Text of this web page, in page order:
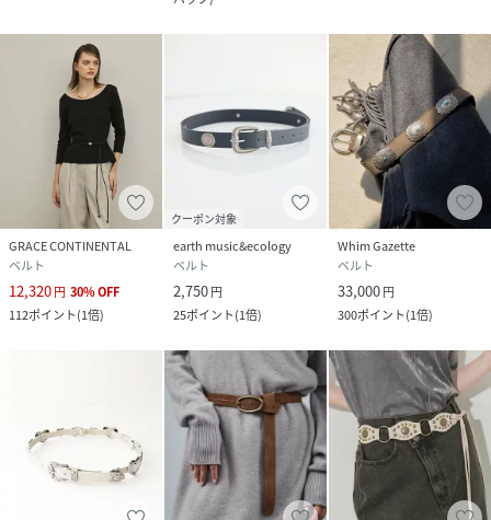
性別タイプ
原産国
素材 牛革
サイズ
品番
RZ9845_RDZ1061514A0001
RDZ1061514A0001-5-2 RZ9845)
GRACE CONTINENTAL
ベルト
12,320円 30%OFF
112ポイント(1倍)
クーポン対象
earth music&ecology
ベルト
2,750円
25ポイント(1倍)
Whim Gazette
ベルト
33,000円
300ポイント(1倍)